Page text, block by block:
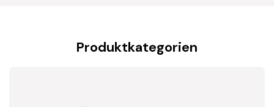
Produktkategorien